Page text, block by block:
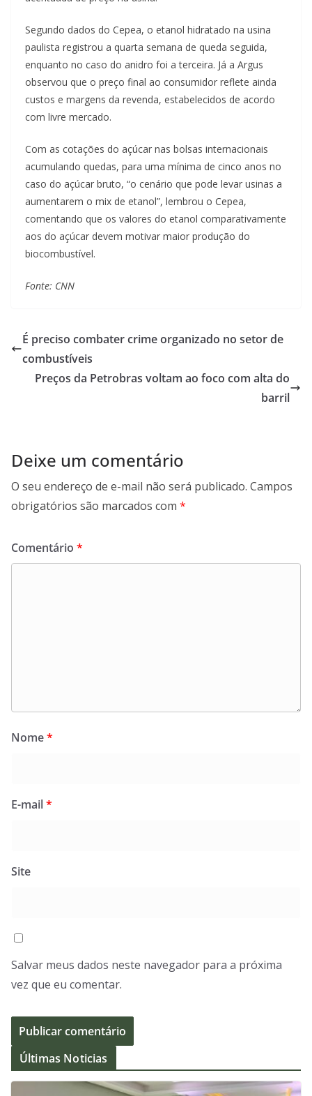
Segundo dados do Cepea, o etanol hidratado na usina
paulista registrou a quarta semana de queda seguida,
enquanto no caso do anidro foi a terceira. Já a Argus
observou que o preço final ao consumidor reflete ainda
custos e margens da revenda, estabelecidos de acordo
com livre mercado.
Com as cotações do açúcar nas bolsas internacionais
acumulando quedas, para uma mínima de cinco anos no
caso do açúcar bruto, “o cenário que pode levar usinas a
aumentarem o mix de etanol”, lembrou o Cepea,
comentando que os valores do etanol comparativamente
aos do açúcar devem motivar maior produção do
biocombustível.
Fonte: CNN
É preciso combater crime organizado no setor de
combustíveis
Preços da Petrobras voltam ao foco com alta do
barril
Deixe um comentário
O seu endereço de e-mail não será publicado. Campos
obrigatórios são marcados com *
Comentário *
Nome*
E-mail*
Site
Salvar meus dados neste navegador para a próxima
vez que eu comentar.
Últimas Noticias